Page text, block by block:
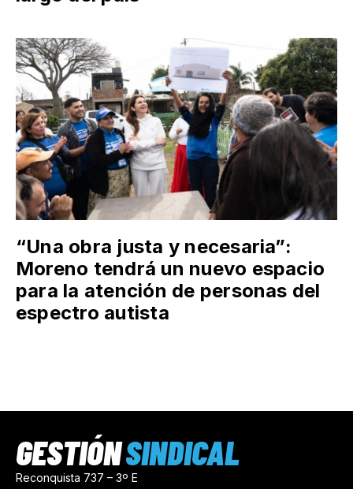
“Una obra justa y necesaria”:
Moreno tendrá un nuevo espacio
para la atención de personas del
espectro autista
Reconquista 737 – 3º E
GESTIÓNSINDICAL